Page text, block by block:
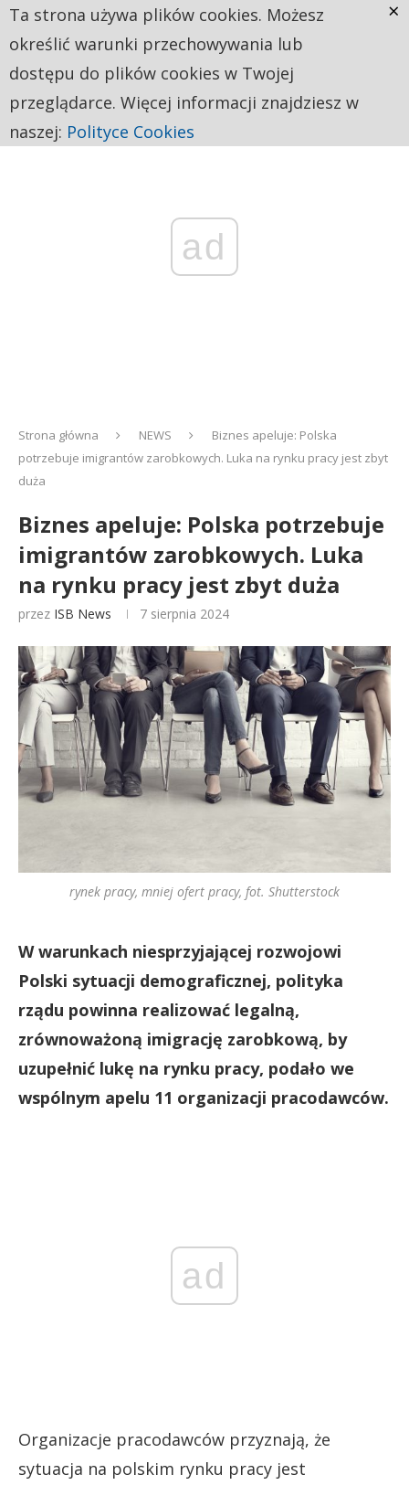
ad
Strona główna NEWS
Biznes apeluje: Polska
potrzebuje imigrantów zarobkowych. Luka na rynku pracy jest zbyt
duża
Biznes apeluje: Polska potrzebuje
imigrantów zarobkowych. Luka
na rynku pracy jest zbyt duża
przez ISB News 7 sierpnia 2024
rynek pracy, mniej ofert pracy, fot. Shutterstock
W warunkach niesprzyjającej rozwojowi
Polski sytuacji demograficznej, polityka
rządu powinna realizować legalną,
zrównoważoną imigrację zarobkową, by
uzupełnić lukę na rynku pracy, podało we
wspólnym apelu 11 organizacji pracodawców.
ad
Organizacje pracodawców przyznają, że
sytuacja na polskim rynku pracy jest
Ta strona używa plików cookies. Możesz
określić warunki przechowywania lub
dostępu do plików cookies w Twojej
przeglądarce. Więcej informacji znajdziesz w
naszej: Polityce Cookies
×